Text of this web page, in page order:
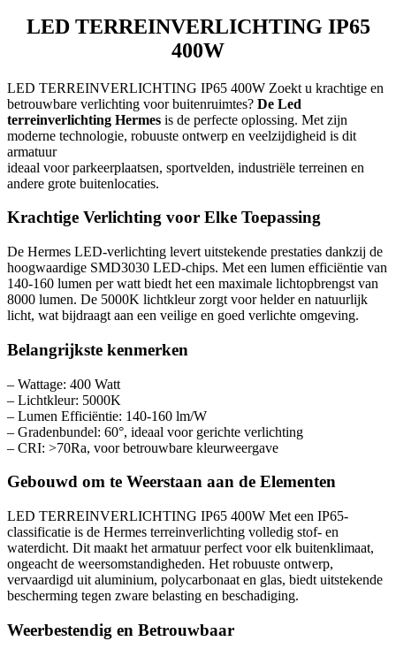
LED TERREINVERLICHTING IP65
400W
LED TERREINVERLICHTING IP65 400W Zoekt u krachtige en
betrouwbare verlichting voor buitenruimtes? De Led
terreinverlichting Hermes is de perfecte oplossing. Met zijn
moderne technologie, robuuste ontwerp en veelzijdigheid is dit
armatuur
ideaal voor parkeerplaatsen, sportvelden, industriële terreinen en
andere grote buitenlocaties.
Krachtige Verlichting voor Elke Toepassing
De Hermes LED-verlichting levert uitstekende prestaties dankzij de
hoogwaardige SMD3030 LED-chips. Met een lumen efficiëntie van
140-160 lumen per watt biedt het een maximale lichtopbrengst van
8000 lumen. De 5000K lichtkleur zorgt voor helder en natuurlijk
licht, wat bijdraagt aan een veilige en goed verlichte omgeving.
Belangrijkste kenmerken
– Wattage: 400 Watt
– Lichtkleur: 5000K
– Lumen Efficiëntie: 140-160 lm/W
– Gradenbundel: 60°, ideaal voor gerichte verlichting
– CRI: >70Ra, voor betrouwbare kleurweergave
Gebouwd om te Weerstaan aan de Elementen
LED TERREINVERLICHTING IP65 400W Met een IP65-
classificatie is de Hermes terreinverlichting volledig stof- en
waterdicht. Dit maakt het armatuur perfect voor elk buitenklimaat,
ongeacht de weersomstandigheden. Het robuuste ontwerp,
vervaardigd uit aluminium, polycarbonaat en glas, biedt uitstekende
bescherming tegen zware belasting en beschadiging.
Weerbestendig en Betrouwbaar